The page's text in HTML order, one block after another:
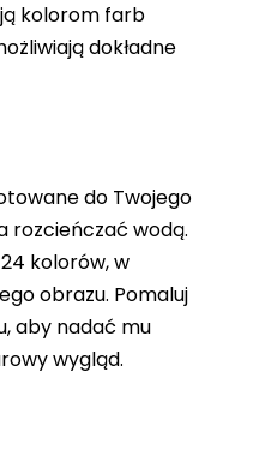
kolorom farb
dokładne
do Twojego
rozcieńczać wodą.
kolorów, w
obrazu. Pomaluj
aby nadać mu
wygląd.